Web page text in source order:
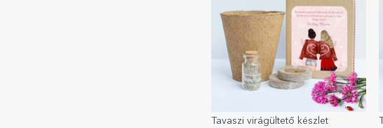
Tavaszi virágültető készlet